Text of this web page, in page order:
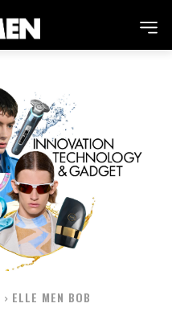
ELLE MEN BOB